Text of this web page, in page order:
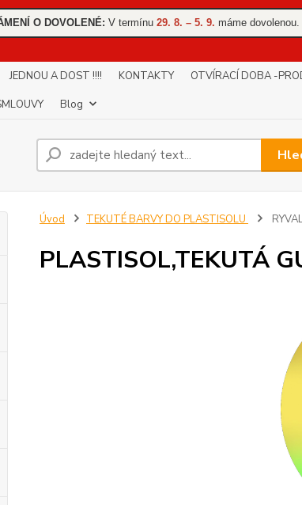
O DOVOLENÉ: V termínu 29. 8. – 5. 9. máme
JEDNOU A DOST !!!! KONTAKTY OTVÍRACÍ DOBA -
Blog
Úvod TEKUTÉ BARVY DO PLASTISOLU
PLASTISOL,TEKUTÁ